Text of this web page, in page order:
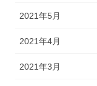
2021年5月
2021年4月
2021年3月